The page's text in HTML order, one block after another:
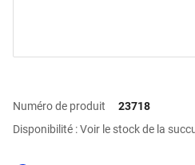
Numéro de produit
23718
Disponibilité : Voir le stock de la